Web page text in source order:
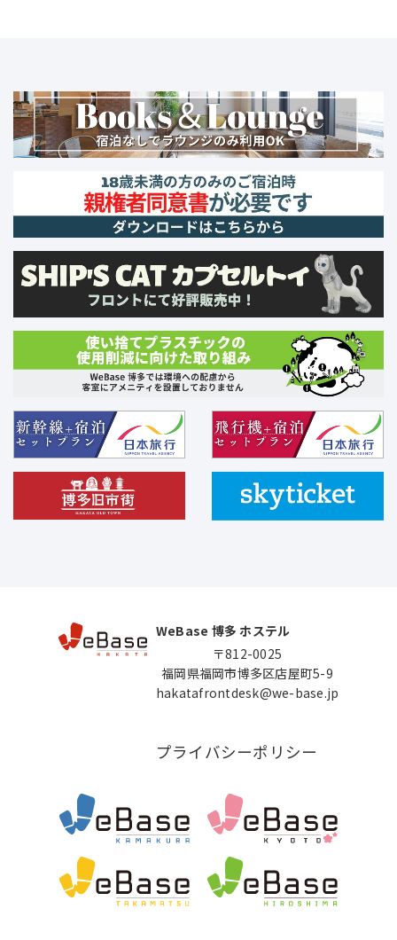
WeBase 博多 ホステル
〒812-0025
福岡県福岡市博多区店屋町5-9
hakatafrontdesk@we-base.jp
プライバシーポリシー